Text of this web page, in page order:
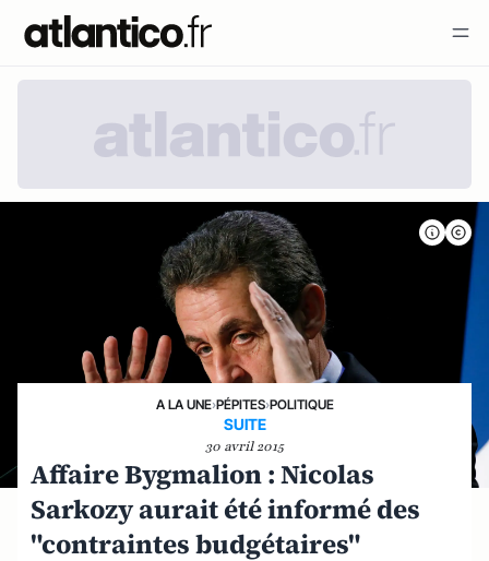
A LA UNE›PÉPITES›POLITIQUE
SUITE
30 avril 2015
Affaire Bygmalion : Nicolas
Sarkozy aurait été informé des
"contraintes budgétaires"